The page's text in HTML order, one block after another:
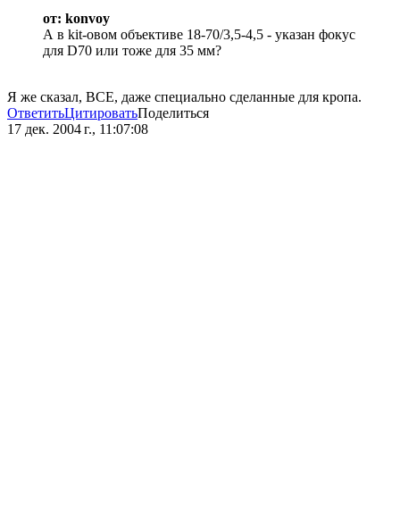
от: konvoy
А в kit-овом объективе 18-70/3,5-4,5 - указан фокус
для D70 или тоже для 35 мм?
Я же сказал, ВСЕ, даже специально сделанные для кропа.
ОтветитьЦитироватьПоделиться
17 дек. 2004 г., 11:07:08